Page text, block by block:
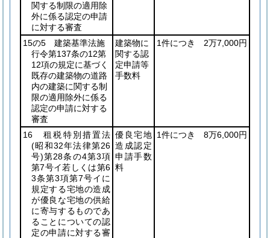
関する制限の適用除
外に係る認定の申請
に対する審査
15の5 建築基準法施
行令第137条の12第
12項の規定に基づく
既存の建築物の道路
内の建築に関する制
限の適用除外に係る
認定の申請に対する
審査
建築物に
関する認
定申請等
手数料
1件につき 2万7,000円
16 租税特別措置法
(昭和32年法律第26
号)第28条の4第3項
第7号イ若しくは第6
3条第3項第7号イに
規定する宅地の造成
が優良な宅地の供給
に寄与するものであ
ることについての認
定の申請に対する審
優良宅地
造成認定
申請手数
料
1件につき 8万6,000円